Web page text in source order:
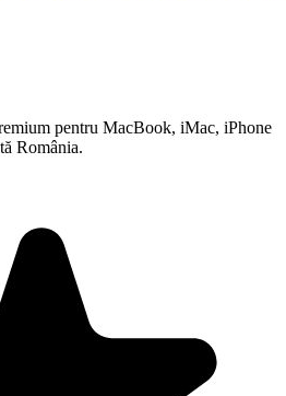
pentru MacBook, iMac, iPhone
România.